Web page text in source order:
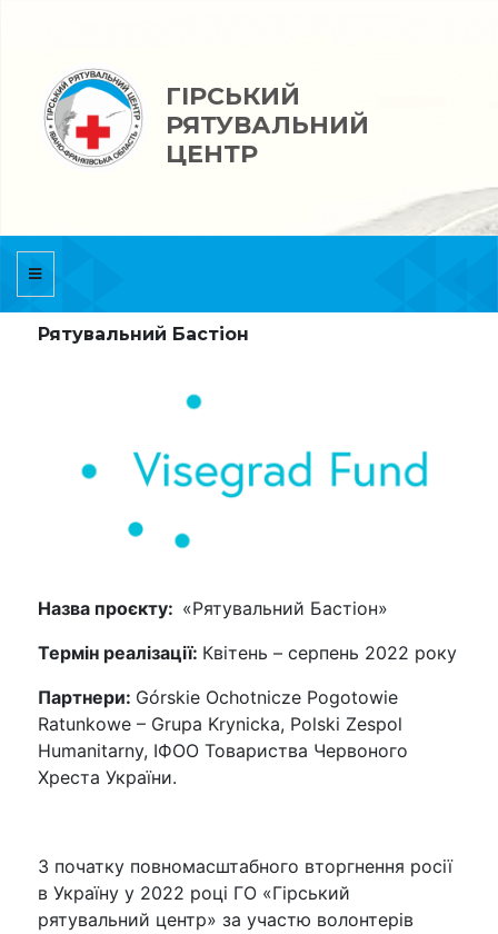
ГІРСЬКИЙ
РЯТУВАЛЬНИЙ
ЦЕНТР
Рятувальний Бастіон
Назва проєкту: «Рятувальний Бастіон»
Термін реалізації: Квітень – серпень 2022 року
Партнери: Górskie Ochotnicze Pogotowie
Ratunkowe – Grupa Krynicka, Polski Zespol
Humanitarny, ІФОО Товариства Червоного
Хреста України.
З початку повномасштабного вторгнення росії
в Україну у 2022 році ГО «Гірський
рятувальний центр» за участю волонтерів